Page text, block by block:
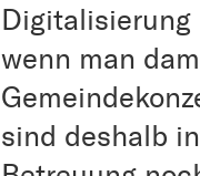
wenn man
sind deshalb